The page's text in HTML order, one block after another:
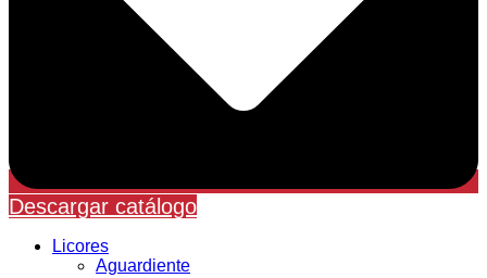
Descargar catálogo
Licores
Aguardiente